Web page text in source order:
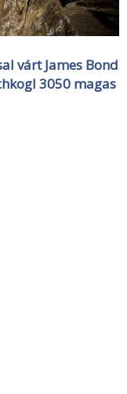
várt James Bond
3050 magas